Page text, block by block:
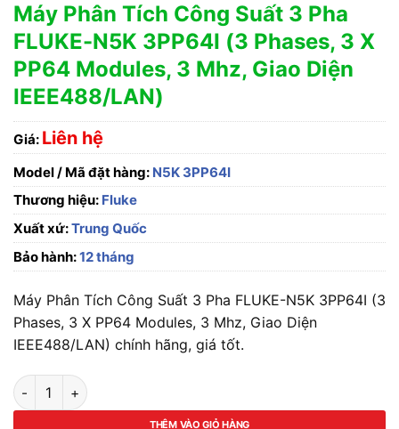
Máy Phân Tích Công Suất 3 Pha
FLUKE-N5K 3PP64I (3 Phases, 3 X
PP64 Modules, 3 Mhz, Giao Diện
IEEE488/LAN)
Giá: Liên hệ
Model / Mã đặt hàng: N5K 3PP64I
Thương hiệu: Fluke
Xuất xứ:Trung Quốc
Bảo hành:12 tháng
Máy Phân Tích Công Suất 3 Pha FLUKE-N5K 3PP64I (3
Phases, 3 X PP64 Modules, 3 Mhz, Giao Diện
IEEE488/LAN) chính hãng, giá tốt.
Máy Phân Tích Công Suất 3 Pha FLUKE-N5K 3PP64I (3
THÊM VÀO GIỎ HÀNG